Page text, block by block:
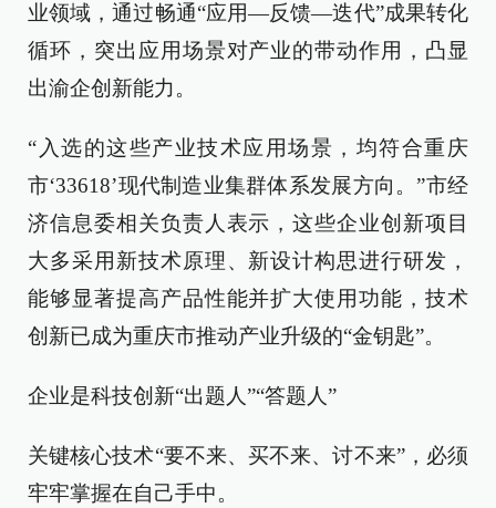
业领域，通过畅通“应用—反馈—迭代”成果转化
循环，突出应用场景对产业的带动作用，凸显
出渝企创新能力。
“入选的这些产业技术应用场景，均符合重庆
市‘33618’现代制造业集群体系发展方向。”市经
济信息委相关负责人表示，这些企业创新项目
大多采用新技术原理、新设计构思进行研发，
能够显著提高产品性能并扩大使用功能，技术
创新已成为重庆市推动产业升级的“金钥匙”。
企业是科技创新“出题人”“答题人”
关键核心技术“要不来、买不来、讨不来”，必须
牢牢掌握在自己手中。